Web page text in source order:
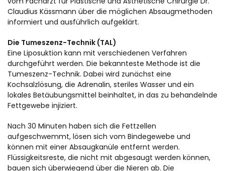
Claudius Kässmann über die möglichen Absaugmethoden
informiert und ausführlich aufgeklärt.
Die Tumeszenz-Technik (TAL)
Eine Liposuktion kann mit verschiedenen Verfahren
durchgeführt werden. Die bekannteste Methode ist die
Tumeszenz-Technik. Dabei wird zunächst eine
Kochsalzlösung, die Adrenalin, steriles Wasser und ein
lokales Betäubungsmittel beinhaltet, in das zu behandelnde
Fettgewebe injiziert.
Nach 30 Minuten haben sich die Fettzellen
aufgeschwemmt, lösen sich vom Bindegewebe und
können mit einer Absaugkanüle entfernt werden.
Flüssigkeitsreste, die nicht mit abgesaugt werden können,
bauen sich überwiegend über die Nieren ab. Die